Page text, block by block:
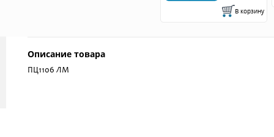
Описание товара
ПЦ1106 ЛМ